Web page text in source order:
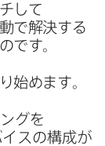
して​
で​解決する​
です。
始めます。
グを​
イスの​構成が​